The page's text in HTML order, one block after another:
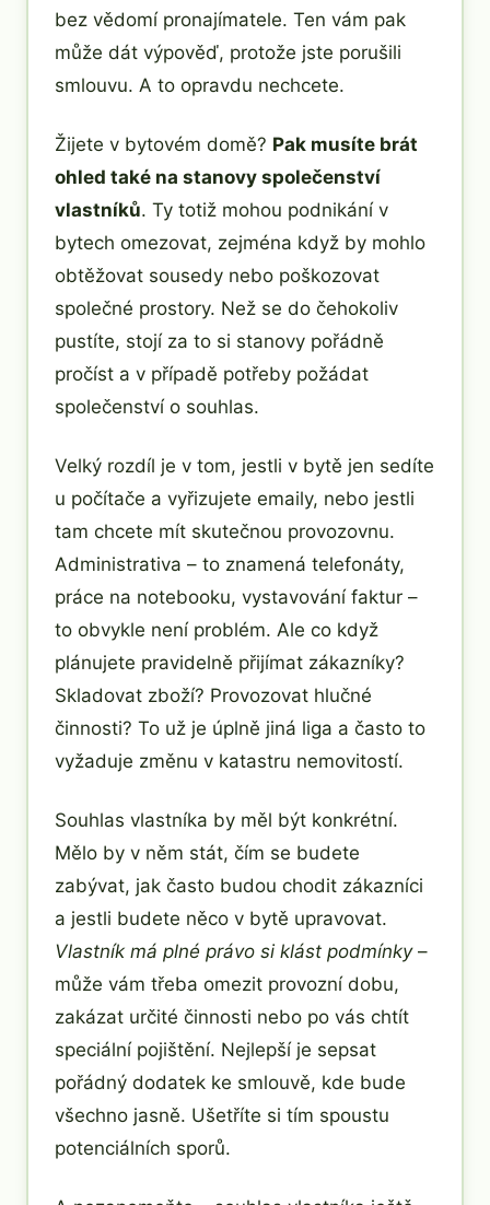
bez vědomí pronajímatele. Ten vám pak
může dát výpověď, protože jste porušili
smlouvu. A to opravdu nechcete.
Žijete v bytovém domě? Pak musíte brát
ohled také na stanovy společenství
vlastníků. Ty totiž mohou podnikání v
bytech omezovat, zejména když by mohlo
obtěžovat sousedy nebo poškozovat
společné prostory. Než se do čehokoliv
pustíte, stojí za to si stanovy pořádně
pročíst a v případě potřeby požádat
společenství o souhlas.
Velký rozdíl je v tom, jestli v bytě jen sedíte
u počítače a vyřizujete emaily, nebo jestli
tam chcete mít skutečnou provozovnu.
Administrativa – to znamená telefonáty,
práce na notebooku, vystavování faktur –
to obvykle není problém. Ale co když
plánujete pravidelně přijímat zákazníky?
Skladovat zboží? Provozovat hlučné
činnosti? To už je úplně jiná liga a často to
vyžaduje změnu v katastru nemovitostí.
Souhlas vlastníka by měl být konkrétní.
Mělo by v něm stát, čím se budete
zabývat, jak často budou chodit zákazníci
a jestli budete něco v bytě upravovat.
Vlastník má plné právo si klást podmínky–
může vám třeba omezit provozní dobu,
zakázat určité činnosti nebo po vás chtít
speciální pojištění. Nejlepší je sepsat
pořádný dodatek ke smlouvě, kde bude
všechno jasně. Ušetříte si tím spoustu
potenciálních sporů.